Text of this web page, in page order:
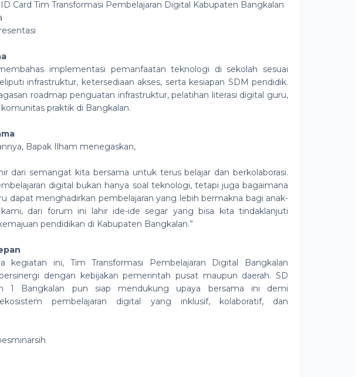
Card Tim Transformasi Pembelajaran Digital Kabupaten Bangkalan
implementasi pemanfaatan teknologi di sekolah sesuai
infrastruktur, ketersediaan akses, serta kesiapan SDM pendidik.
roadmap penguatan infrastruktur, pelatihan literasi digital guru,
praktik di Bangkalan.
Bapak Ilham menegaskan,
dari semangat kita bersama untuk terus belajar dan berkolaborasi.
digital bukan hanya soal teknologi, tetapi juga bagaimana
dapat menghadirkan pembelajaran yang lebih bermakna bagi anak-
kami, dari forum ini lahir ide-ide segar yang bisa kita tindaklanjuti
pendidikan di Kabupaten Bangkalan.”
kegiatan ini, Tim Transformasi Pembelajaran Digital Bangkalan
dengan kebijakan pemerintah pusat maupun daerah. SD
1 Bangkalan pun siap mendukung upaya bersama ini demi
pembelajaran digital yang inklusif, kolaboratif, dan